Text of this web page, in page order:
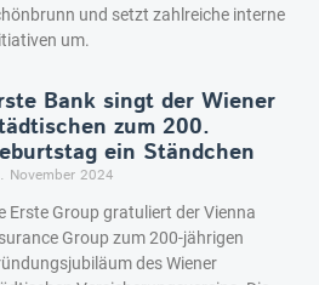
und setzt zahlreiche interne
um.
Bank singt der Wiener
zum 200.
ein Ständchen
November 2024
Erste Group gratuliert der Vienna
Group zum 200-jährigen
des Wiener